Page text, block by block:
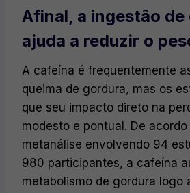
Afinal, a ingestão de
ajuda a reduzir o
A cafeína é frequentemente
queima de gordura, mas os
que seu impacto direto na
modesto e pontual. De
metanálise envolvendo 94
980 participantes, a cafeína
metabolismo de gordura logo